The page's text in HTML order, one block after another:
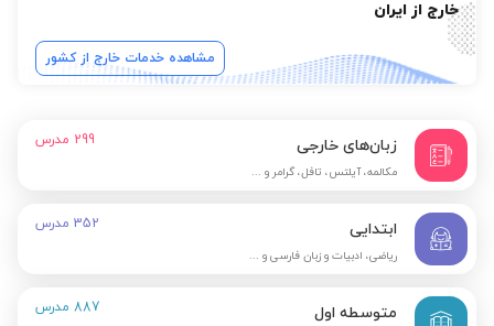
خارج از ایران
مشاهده خدمات خارج از کشور
زبان‌های خارجی
مکالمه، آیلتس، تافل، گرامر و ...
299 مدرس
ابتدایی
ریاضی، ادبیات و زبان فارسی و ...
352 مدرس
متوسطه اول 887 مدرس